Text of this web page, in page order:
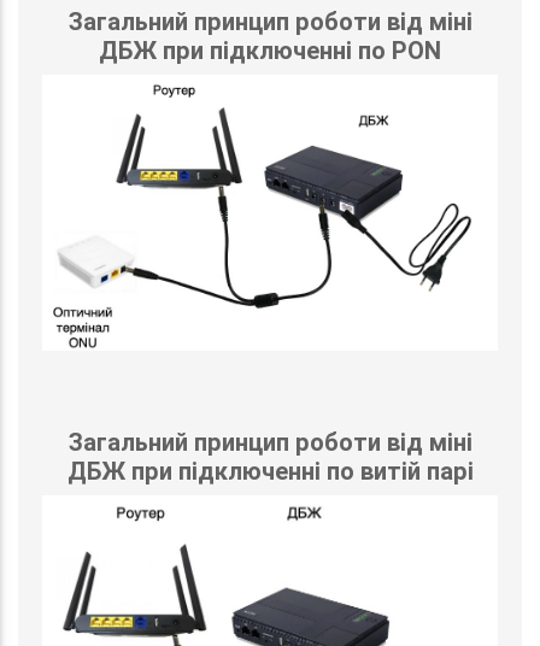
Загальний принцип роботи від міні
ДБЖ при підключенні по PON
Загальний принцип роботи від міні
ДБЖ при підключенні по витій парі